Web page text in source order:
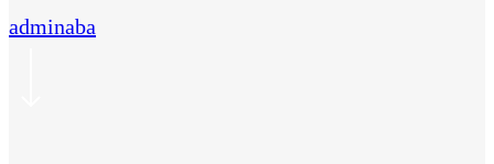
adminaba